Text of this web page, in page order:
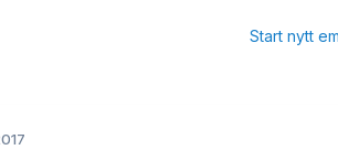
Start nytt